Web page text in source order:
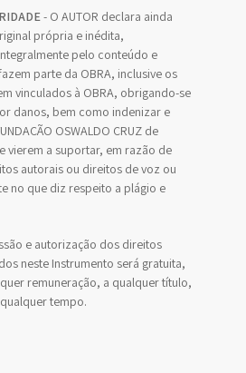
- O AUTOR declara ainda
própria e inédita,
pelo conteúdo e
parte da OBRA, inclusive os
vinculados à OBRA, obrigando-se
danos, bem como indenizar e
OSWALDO CRUZ de
vierem a suportar, em razão de
autorais ou direitos de voz ou
no que diz respeito a plágio e
e autorização dos direitos
neste Instrumento será gratuita,
remuneração, a qualquer título,
tempo.